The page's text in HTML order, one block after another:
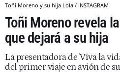
Toñi Moreno y su hija Lola / INSTAGRAM
Toñi Moreno revela
que dejará a su hija
La presentadora de 'Viva la
del primer viaje en avión de